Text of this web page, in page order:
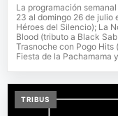
La programación
23 al domingo 26 de julio
Héroes del Silencio); La
Blood (tributo a Black
Trasnoche con Pogo Hits
Fiesta de la Pachamama
TRIBUS